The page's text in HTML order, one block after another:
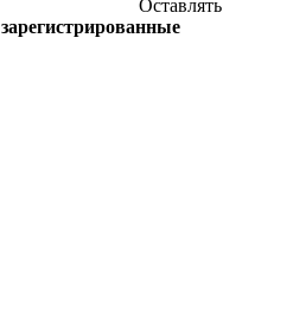
Оставлять
зарегистрированные